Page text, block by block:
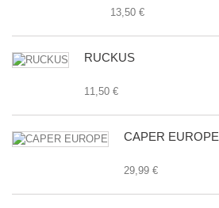
13,50 €
RUCKUS
11,50 €
CAPER EUROPE
29,99 €